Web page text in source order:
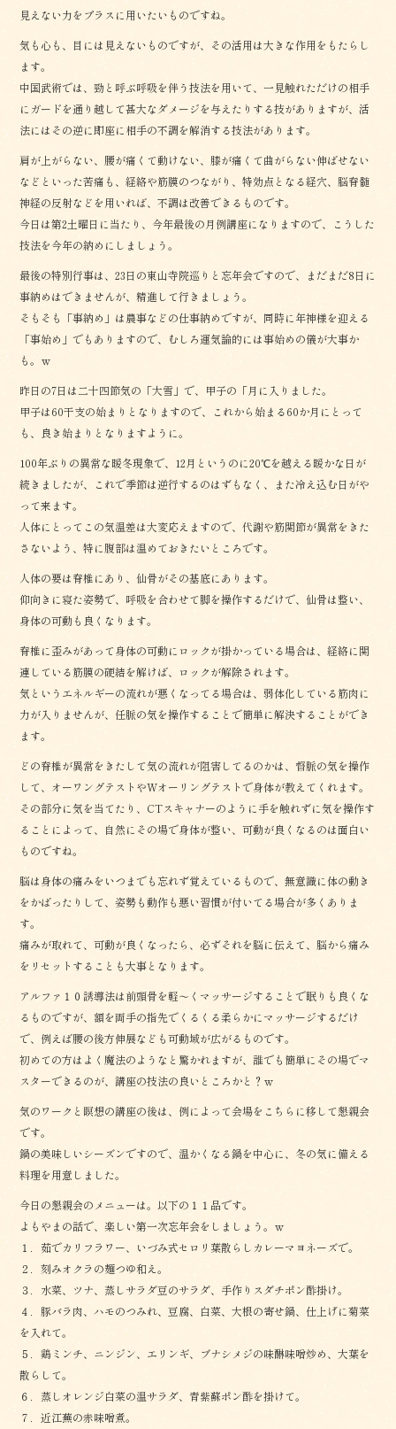
見えない力をプラスに用いたいものですね。
気も心も、目には見えないものですが、その活用は大きな作用をもたらし
ます。
中国武術では、勁と呼ぶ呼吸を伴う技法を用いて、一見触れただけの相手
にガードを通り越して甚大なダメージを与えたりする技がありますが、活
法にはその逆に即座に相手の不調を解消する技法があります。
肩が上がらない、腰が痛くて動けない、膝が痛くて曲がらない伸ばせない
などといった苦痛も、経絡や筋膜のつながり、特効点となる経穴、脳脊髄
神経の反射などを用いれば、不調は改善できるものです。
今日は第2土曜日に当たり、今年最後の月例講座になりますので、こうした
技法を今年の納めにしましょう。
最後の特別行事は、23日の東山寺院巡りと忘年会ですので、まだまだ8日に
事納めはできませんが、精進して行きましょう。
そもそも「事納め」は農事などの仕事納めですが、同時に年神様を迎える
「事始め」でもありますので、むしろ運気論的には事始めの儀が大事か
も。ｗ
昨日の7日は二十四節気の「大雪」で、甲子の「月に入りました。
甲子は60干支の始まりとなりますので、これから始まる60か月にとって
も、良き始まりとなりますように。
100年ぶりの異常な暖冬現象で、12月というのに20℃を越える暖かな日が
続きましたが、これで季節は逆行するのはずもなく、また冷え込む日がや
って来ます。
人体にとってこの気温差は大変応えますので、代謝や筋関節が異常をきた
さないよう、特に腹部は温めておきたいところです。
人体の要は脊椎にあり、仙骨がその基底にあります。
仰向きに寝た姿勢で、呼吸を合わせて脚を操作するだけで、仙骨は整い、
身体の可動も良くなります。
脊椎に歪みがあって身体の可動にロックが掛かっている場合は、経絡に関
連している筋膜の硬結を解けば、ロックが解除されます。
気というエネルギーの流れが悪くなってる場合は、弱体化している筋肉に
力が入りませんが、任脈の気を操作することで簡単に解決することができ
ます。
どの脊椎が異常をきたして気の流れが阻害してるのかは、督脈の気を操作
して、オーワングテストやWオーリングテストで身体が教えてくれます。
その部分に気を当てたり、CTスキャナーのように手を触れずに気を操作す
ることによって、自然にその場で身体が整い、可動が良くなるのは面白い
ものですね。
脳は身体の痛みをいつまでも忘れず覚えているもので、無意識に体の動き
をかばったりして、姿勢も動作も悪い習慣が付いてる場合が多くありま
す。
痛みが取れて、可動が良くなったら、必ずそれを脳に伝えて、脳から痛み
をリセットすることも大事となります。
アルファ１０誘導法は前頭骨を軽〜くマッサージすることで眠りも良くな
るものですが、額を両手の指先でくるくる柔らかにマッサージするだけ
で、例えば腰の後方伸展なども可動域が広がるものです。
初めての方はよく魔法のようなと驚かれますが、誰でも簡単にその場でマ
スターできるのが、講座の技法の良いところかと？ｗ
気のワークと瞑想の講座の後は、例によって会場をこちらに移して懇親会
です。
鍋の美味しいシーズンですので、温かくなる鍋を中心に、冬の気に備える
料理を用意しました。
今日の懇親会のメニューは。以下の１１品です。
よもやまの話で、楽しい第一次忘年会をしましょう。ｗ
１．茹でカリフラワー、いづみ式セロリ葉散らしカレーマヨネーズで。
２．刻みオクラの麺つゆ和え。
３．水菜、ツナ、蒸しサラダ豆のサラダ、手作りスダチポン酢掛け。
４．豚バラ肉、ハモのつみれ、豆腐、白菜、大根の寄せ鍋、仕上げに菊菜
を入れて。
５．鶏ミンチ、ニンジン、エリンギ、ブナシメジの味醂味噌炒め、大葉を
散らして。
６．蒸しオレンジ白菜の温サラダ、青紫蘇ポン酢を掛けて。
７．近江蕪の赤味噌煮。